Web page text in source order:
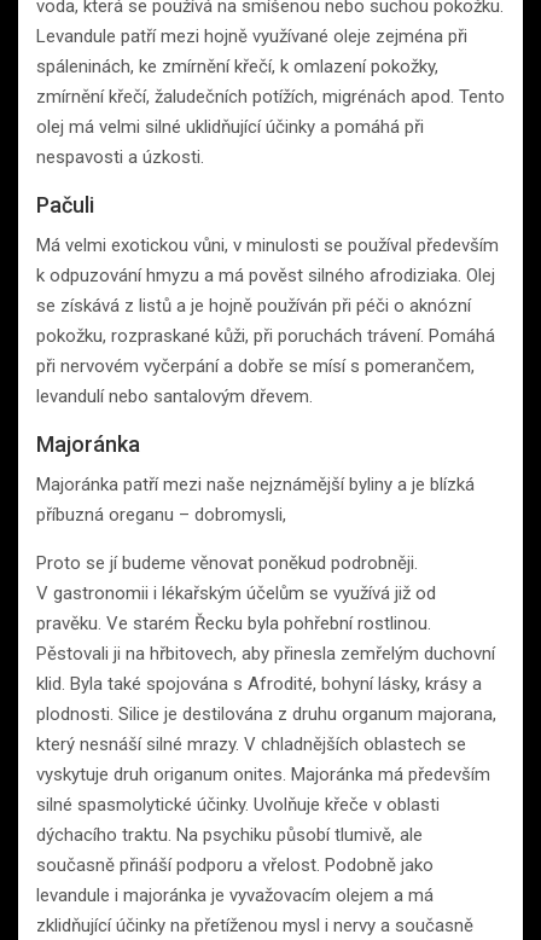
voda, která se používá na smíšenou nebo suchou pokožku.
Levandule patří mezi hojně využívané oleje zejména při
spáleninách, ke zmírnění křečí, k omlazení pokožky,
zmírnění křečí, žaludečních potížích, migrénách apod. Tento
olej má velmi silné uklidňující účinky a pomáhá při
nespavosti a úzkosti.
Pačuli
Má velmi exotickou vůni, v minulosti se používal především
k odpuzování hmyzu a má pověst silného afrodiziaka. Olej
se získává z listů a je hojně používán při péči o aknózní
pokožku, rozpraskané kůži, při poruchách trávení. Pomáhá
při nervovém vyčerpání a dobře se mísí s pomerančem,
levandulí nebo santalovým dřevem.
Majoránka
Majoránka patří mezi naše nejznámější byliny a je blízká
příbuzná oreganu – dobromysli,
Proto se jí budeme věnovat poněkud podrobněji.
V gastronomii i lékařským účelům se využívá již od
pravěku. Ve starém Řecku byla pohřební rostlinou.
Pěstovali ji na hřbitovech, aby přinesla zemřelým duchovní
klid. Byla také spojována s Afrodité, bohyní lásky, krásy a
plodnosti. Silice je destilována z druhu organum majorana,
který nesnáší silné mrazy. V chladnějších oblastech se
vyskytuje druh origanum onites. Majoránka má především
silné spasmolytické účinky. Uvolňuje křeče v oblasti
dýchacího traktu. Na psychiku působí tlumivě, ale
současně přináší podporu a vřelost. Podobně jako
levandule i majoránka je vyvažovacím olejem a má
zklidňující účinky na přetíženou mysl i nervy a současně